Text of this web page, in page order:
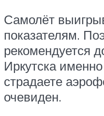
Самолёт
показателям.
рекомендуется
Иркутска
страдаете
очевиден.